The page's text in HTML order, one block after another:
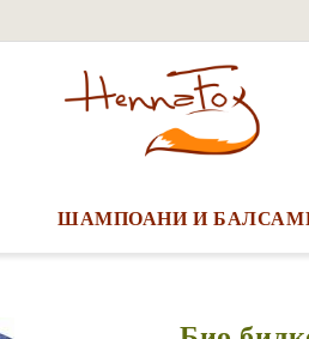
ШАМПОАНИ И